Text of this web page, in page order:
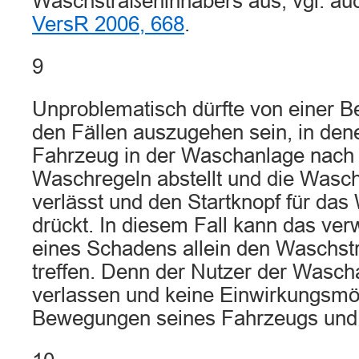
VersR 2006, 668.
9
Unproblematisch dürfte von einer
den Fällen auszugehen sein, in
Fahrzeug in der Waschanlage
Waschregeln abstellt und die
verlässt und den Startknopf für das
drückt. In diesem Fall kann das
eines Schadens allein den
treffen. Denn der Nutzer der
verlassen und keine
Bewegungen seines Fahrzeugs